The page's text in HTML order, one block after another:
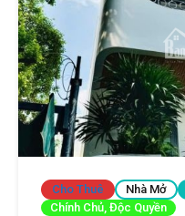
Cho Thuê Nhà Mở
Chính Chủ, Độc Quyền